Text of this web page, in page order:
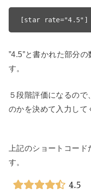
”4.5”と書かれた部分
す。
５段階評価になるの
のかを決めて入力して
上記のショートコー
す。